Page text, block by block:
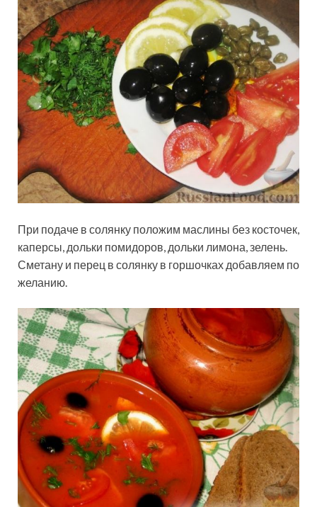
При подаче в солянку положим маслины без косточек,
каперсы, дольки помидоров, дольки лимона, зелень.
Сметану и перец в солянку в горшочках добавляем по
желанию.